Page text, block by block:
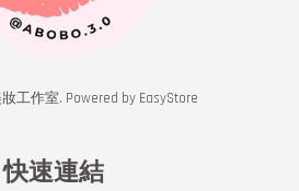
妝工作室. Powered by EasyStore
快速連結